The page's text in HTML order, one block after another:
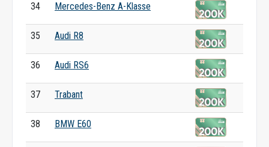
34 Mercedes-Benz A-Klasse
35 Audi R8
36 Audi RS6
37 Trabant
38 BMW E60